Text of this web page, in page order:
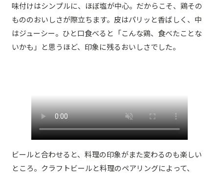
味付けはシンプルに、ほぼ塩が中心。だからこそ、鶏その
もののおいしさが際立ちます。皮はパリッと香ばしく、中
はジューシー。ひと口食べると「こんな鶏、食べたことな
いかも」と思うほど、印象に残るおいしさでした。
ビールと合わせると、料理の印象がまた変わるのも楽しい
ところ。クラフトビールと料理のペアリングによって、